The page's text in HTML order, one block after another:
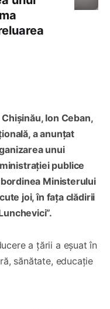
Ion Ceban,
a anunțat
unui
publice
Ministerului
joi, în fața clădirii
a țării a eșuat în
sănătate, educație